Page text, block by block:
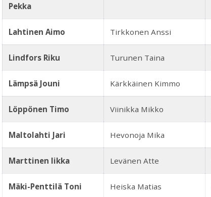
Pekka
Lahtinen Aimo Tirkkonen Anssi
Lindfors Riku Turunen Taina
Lämpsä Jouni Kärkkäinen Kimmo
Löppönen Timo Viinikka Mikko
Maltolahti Jari Hevonoja Mika
Marttinen Iikka Levänen Atte
Mäki-Penttilä Toni Heiska Matias